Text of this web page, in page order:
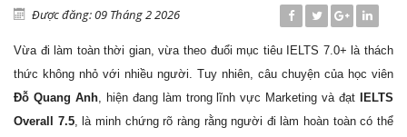
Được đăng: 09 Tháng 2 2026
Vừa đi làm toàn thời gian, vừa theo đuổi mục tiêu IELTS 7.0+ là thách
thức không nhỏ với nhiều người. Tuy nhiên, câu chuyện của học viên
Đỗ Quang Anh, hiện đang làm trong lĩnh vực Marketing và đạt
IELTS
Overall 7.5, là minh chứng rõ ràng rằng người đi làm hoàn toàn có thể